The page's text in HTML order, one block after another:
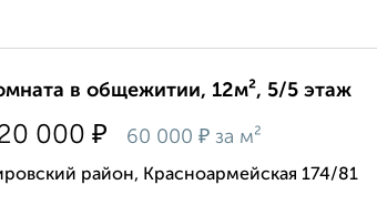
в общежитии, 12м², 5/5 этаж
000 ₽ 60 000 ₽ за м²
район, Красноармейская 174/81